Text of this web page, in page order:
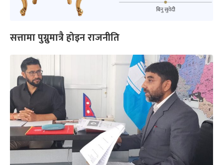
सत्तामा पुग्नुमात्रै होइन राजनीति